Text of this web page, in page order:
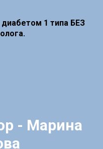
1 типа БЕЗ
- Марина